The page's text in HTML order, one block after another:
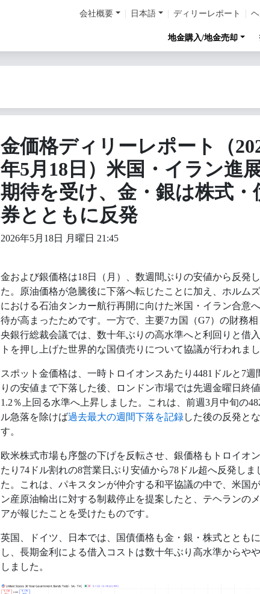
会社概要 日本語 ディリーレポート
地金購入/地金売却
金価格ディリーレポート（
年5月18日）米国・イラン進
期待を受け、金・銀は株式・
券とともに反発
2026年5月18日 月曜日 21:45
金および銀価格は18日（月）、数週間ぶりの安値から反発
た。原油価格が急騰後に下落へ転じたことに加え、ホルム
における石油タンカー航行再開に向けた米国・イラン合意
待が高まったためです。一方で、主要7カ国（G7）の財務相
央銀行総裁会議では、数十年ぶりの高水準へと利回りと借
トを押し上げた世界的な国債売りについて協議が行われまし
スポット金価格は、一時トロイオンスあたり4481ドルと7週
りの安値まで下落した後、ロンドン市場では先週金曜日終
1.2％上回る水準へ上昇しました。これは、前週3月中旬の
ル急落を除けば過去最大の週間下落を記録した後の反発と
す。
欧米株式市場も序盤の下げを反転させ、銀価格もトロイオ
たり74ドル割れの8営業日ぶり安値から78ドル超へ反発しま
た。これは、パキスタンが仲介する和平協議の中で、米国
ン産原油輸出に対する制裁停止を提案したと、テヘランの
アが報じたことを受けたものです。
英国、ドイツ、日本では、国債価格も金・銀・株式ととも
し、長期金利による借入コストは数十年ぶり高水準からや
しました。